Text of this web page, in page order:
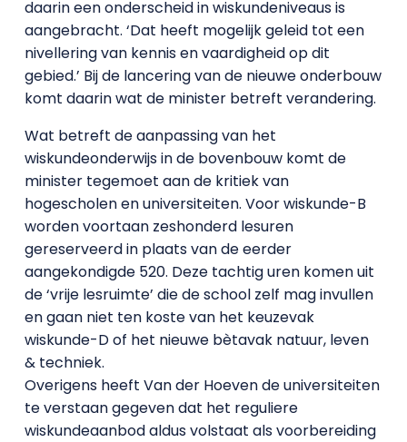
daarin een onderscheid in wiskundeniveaus is
aangebracht. ‘Dat heeft mogelijk geleid tot een
nivellering van kennis en vaardigheid op dit
gebied.’ Bij de lancering van de nieuwe onderbouw
komt daarin wat de minister betreft verandering.
Wat betreft de aanpassing van het
wiskundeonderwijs in de bovenbouw komt de
minister tegemoet aan de kritiek van
hogescholen en universiteiten. Voor wiskunde-B
worden voortaan zeshonderd lesuren
gereserveerd in plaats van de eerder
aangekondigde 520. Deze tachtig uren komen uit
de ‘vrije lesruimte’ die de school zelf mag invullen
en gaan niet ten koste van het keuzevak
wiskunde-D of het nieuwe bètavak natuur, leven
& techniek.
Overigens heeft Van der Hoeven de universiteiten
te verstaan gegeven dat het reguliere
wiskundeaanbod aldus volstaat als voorbereiding